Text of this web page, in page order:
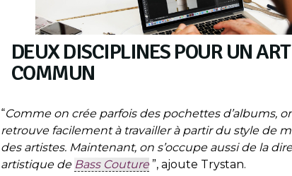
DEUX DISCIPLINES POUR UN ART
COMMUN
“Comme on crée parfois des pochettes d’albums,
retrouve facilement à travailler à partir du style de
des artistes. Maintenant, on s’occupe aussi de la
artistique de Bass Couture”, ajoute Trystan.